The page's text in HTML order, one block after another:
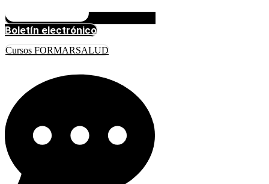
Boletín electrónico
Cursos FORMARSALUD